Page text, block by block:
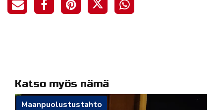
Katso myös nämä
Maanpuolustustahto